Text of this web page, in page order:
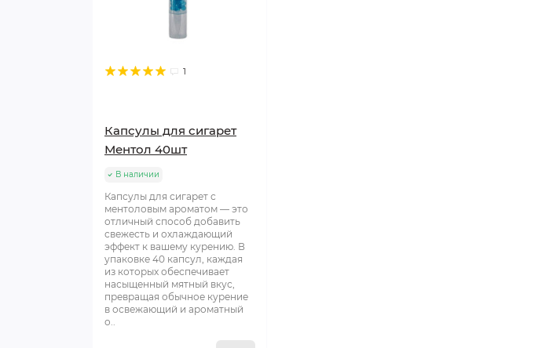
1
Капсулы для сигарет
Ментол 40шт
В наличии
Капсулы для сигарет с
ментоловым ароматом — это
отличный способ добавить
свежесть и охлаждающий
эффект к вашему курению. В
упаковке 40 капсул, каждая
из которых обеспечивает
насыщенный мятный вкус,
превращая обычное курение
в освежающий и ароматный
о..